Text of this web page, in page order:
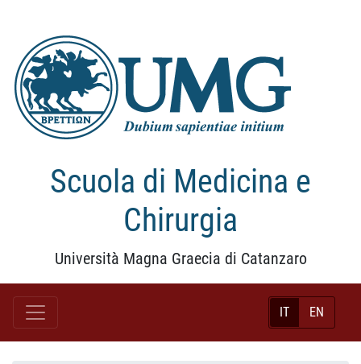
Scuola di Medicina e
Chirurgia
Università Magna Graecia di Catanzaro
IT EN